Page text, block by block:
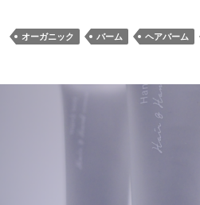
オーガニック バーム ヘアバーム